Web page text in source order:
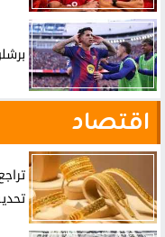
اقتصاد